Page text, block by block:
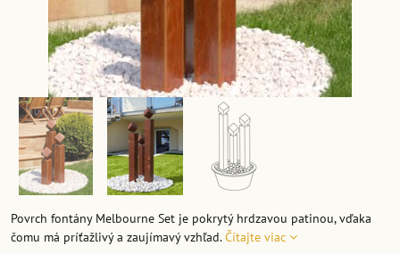
Povrch fontány Melbourne Set je pokrytý hrdzavou patinou, vďaka
čomu má príťažlivý a zaujímavý vzhľad.Čítajte viac